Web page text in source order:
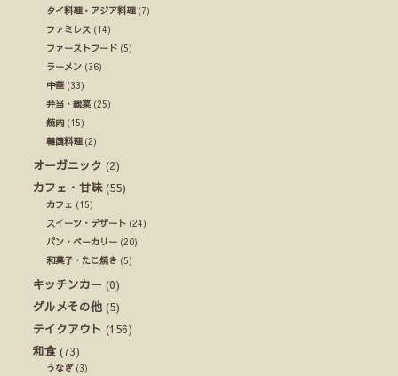
タイ料理・アジア料理(7)
ファミレス (14)
ファーストフード (5)
ラーメン (36)
中華(33)
弁当・総菜 (25)
焼肉 (15)
韓国料理(2)
オーガニック (2)
カフェ・甘味(55)
カフェ (15)
スイーツ・デザート (24)
パン・ベーカリー (20)
和菓子・たこ焼き (5)
キッチンカー (0)
グルメその他 (5)
テイクアウト (156)
和食 (73)
うなぎ(3)